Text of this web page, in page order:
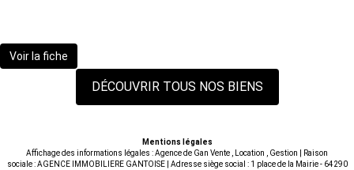
Voir la fiche
DÉCOUVRIR TOUS NOS BIENS
Mentions légales
Affichage des informations légales : Agence de Gan Vente , Location , Gestion | Raison
sociale : AGENCE IMMOBILIERE GANTOISE | Adresse siège social : 1 place de la Mairie - 64290